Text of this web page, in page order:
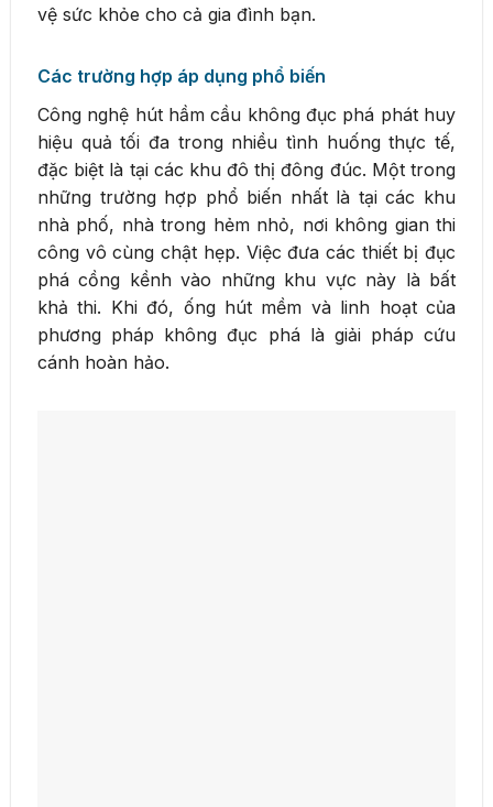
vệ sức khỏe cho cả gia đình bạn.
Các trường hợp áp dụng phổ biến
Công nghệ hút hầm cầu không đục phá phát huy
hiệu quả tối đa trong nhiều tình huống thực tế,
đặc biệt là tại các khu đô thị đông đúc. Một trong
những trường hợp phổ biến nhất là tại các khu
nhà phố, nhà trong hẻm nhỏ, nơi không gian thi
công vô cùng chật hẹp. Việc đưa các thiết bị đục
phá cồng kềnh vào những khu vực này là bất
khả thi. Khi đó, ống hút mềm và linh hoạt của
phương pháp không đục phá là giải pháp cứu
cánh hoàn hảo.